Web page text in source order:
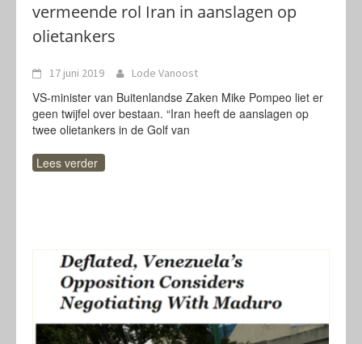
vermeende rol Iran in aanslagen op
olietankers
17 juni 2019 Lode Vanoost
VS-minister van Buitenlandse Zaken Mike Pompeo liet er
geen twijfel over bestaan. “Iran heeft de aanslagen op
twee olietankers in de Golf van
Lees verder